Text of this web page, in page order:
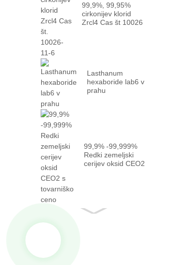
99,9%, 99,95%
cirkonijev klorid
Zrcl4 Cas št 10026
Lasthanum
hexaboride lab6 v
prahu
99,9% -99,999%
Redki zemeljski
cerijev oksid CEO2